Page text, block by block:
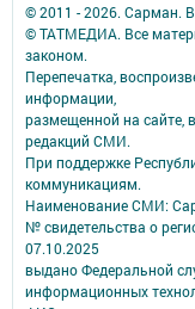
© 2011 - 2026. Сарман.
© ТАТМЕДИА. Все
законом.
Перепечатка,
информации,
размещенной на сайте,
редакций СМИ.
При поддержке
коммуникациям.
Наименование СМИ:
№ свидетельства о
07.10.2025
выдано Федеральной
информационных